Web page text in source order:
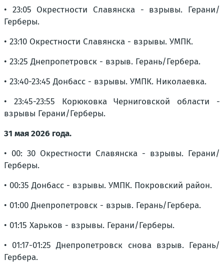
• 23:05 Окрестности Славянска - взрывы. Герани/
Герберы.
• 23:10 Окрестности Славянска - взрывы. УМПК.
• 23:25 Днепропетровск - взрыв. Герань/Гербера.
• 23:40-23:45 Донбасс - взрывы. УМПК. Николаевка.
• 23:45-23:55 Корюковка Черниговской области -
взрывы Герани/Герберы.
31 мая 2026 года.
• 00: 30 Окрестности Славянска - взрывы. Герани/
Герберы.
• 00:35 Донбасс - взрывы. УМПК. Покровский район.
• 01:00 Днепропетровск - взрыв. Герань/Гербера.
• 01:15 Харьков - взрывы. Герани/Герберы.
• 01:17-01:25 Днепропетровск снова взрыв. Герань/
Гербера.